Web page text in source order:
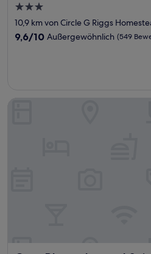
3.0-
Sterne-
Unterkunft
10,9 km von Circle G Riggs
9.6
9,6/10 Außergewöhnlich (549
Casa Blanca Inn and Suites